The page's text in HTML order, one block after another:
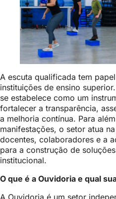
A escuta qualificada tem
instituições de ensino
se estabelece como um
fortalecer a transparência,
a melhoria contínua. Para
manifestações, o setor atua
docentes, colaboradores e a
para a construção de
institucional.
O que é a Ouvidoria e qual